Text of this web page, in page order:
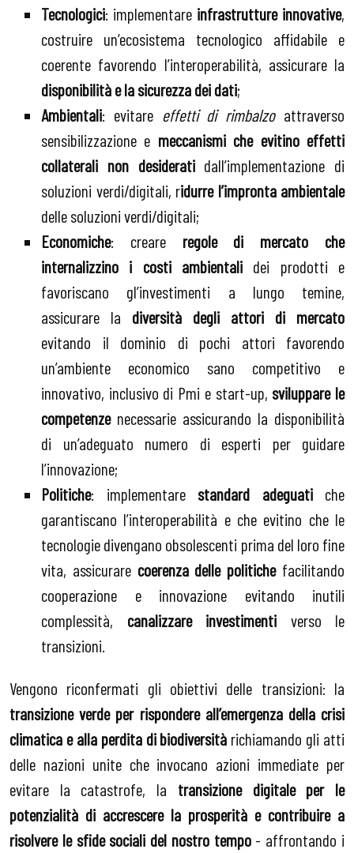
Tecnologici: implementare infrastrutture innovative,
costruire un’ecosistema tecnologico affidabile e
coerente favorendo l’interoperabilità, assicurare la
disponibilità e la sicurezza dei dati;
Ambientali: evitare effetti di rimbalzo attraverso
sensibilizzazione e meccanismi che evitino effetti
collaterali non desideratidall’implementazione di
soluzioni verdi/digitali, ridurre l’impronta ambientale
delle soluzioni verdi/digitali;
Economiche: creare regole di mercato che
internalizzino i costi ambientali dei prodotti e
favoriscano gl’investimenti a lungo temine,
assicurare la diversità degli attori di mercato
evitando il dominio di pochi attori favorendo
un’ambiente economico sano competitivo e
innovativo, inclusivo di Pmi e start-up, sviluppare le
competenzenecessarie assicurando la disponibilità
di un’adeguato numero di esperti per guidare
l’innovazione;
Politiche: implementare standard adeguatiche
garantiscano l’interoperabilità e che evitino che le
tecnologie divengano obsolescenti prima del loro fine
vita, assicurare coerenza delle politiche facilitando
cooperazione e innovazione evitando inutili
complessità, canalizzare investimenti verso le
transizioni.
Vengono riconfermati gli obiettivi delle transizioni: la
transizione verde per rispondere all’emergenza della crisi
climatica e alla perdita di biodiversità richiamando gli atti
delle nazioni unite che invocano azioni immediate per
evitare la catastrofe, la transizione digitale per le
potenzialità di accrescere la prosperità e contribuire a
risolvere le sfide sociali del nostro tempo- affrontando i